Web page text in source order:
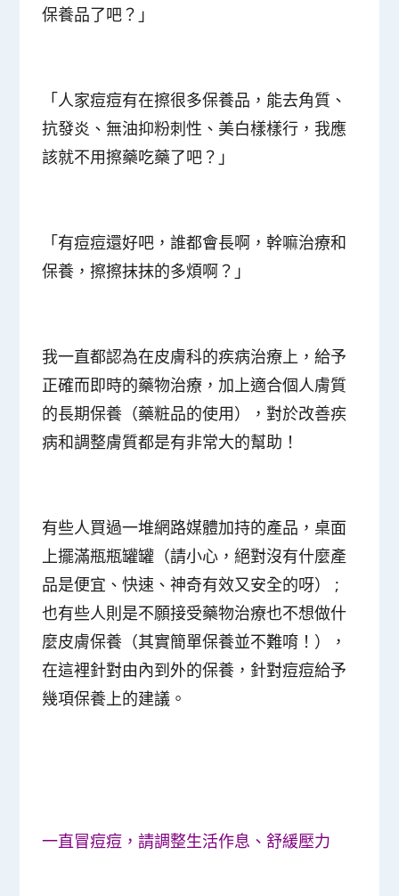
保養品了吧？」
「人家痘痘有在擦很多保養品，能去角質、
抗發炎、無油抑粉刺性、美白樣樣行，我應
該就不用擦藥吃藥了吧？」
「有痘痘還好吧，誰都會長啊，幹嘛治療和
保養，擦擦抹抹的多煩啊？」
我一直都認為在皮膚科的疾病治療上，給予
正確而即時的藥物治療，加上適合個人膚質
的長期保養（藥粧品的使用），對於改善疾
病和調整膚質都是有非常大的幫助！
有些人買過一堆網路媒體加持的產品，桌面
上擺滿瓶瓶罐罐（請小心，絕對沒有什麼產
品是便宜、快速、神奇有效又安全的呀） ;
也有些人則是不願接受藥物治療也不想做什
麼皮膚保養（其實簡單保養並不難唷！），
在這裡針對由內到外的保養，針對痘痘給予
幾項保養上的建議。
一直冒痘痘，請調整生活作息、舒緩壓力